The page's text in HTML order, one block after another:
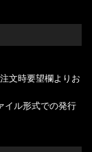
文時要望欄よりお
イル形式での発行